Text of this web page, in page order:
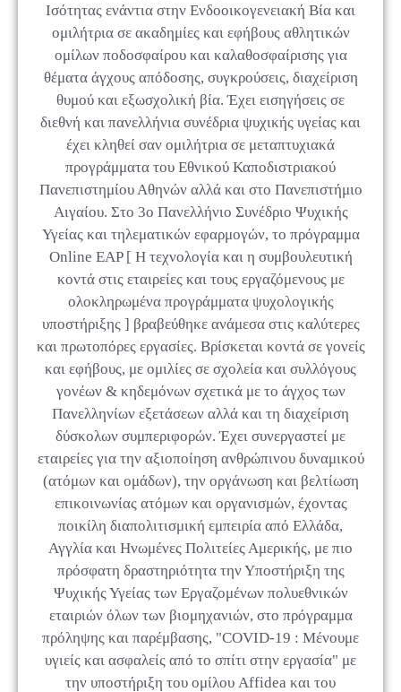
Ισότητας ενάντια στην Ενδοοικογενειακή Βία και
ομιλήτρια σε ακαδημίες και εφήβους αθλητικών
ομίλων ποδοσφαίρου και καλαθοσφαίρισης για
θέματα άγχους απόδοσης, συγκρούσεις, διαχείριση
θυμού και εξωσχολική βία. Έχει εισηγήσεις σε
διεθνή και πανελλήνια συνέδρια ψυχικής υγείας και
έχει κληθεί σαν ομιλήτρια σε μεταπτυχιακά
προγράμματα του Εθνικού Καποδιστριακού
Πανεπιστημίου Αθηνών αλλά και στο Πανεπιστήμιο
Αιγαίου. Στο 3ο Πανελλήνιο Συνέδριο Ψυχικής
Υγείας και τηλεματικών εφαρμογών, το πρόγραμμα
Online EAP [ Η τεχνολογία και η συμβουλευτική
κοντά στις εταιρείες και τους εργαζόμενους με
ολοκληρωμένα προγράμματα ψυχολογικής
υποστήριξης ] βραβεύθηκε ανάμεσα στις καλύτερες
και πρωτοπόρες εργασίες. Βρίσκεται κοντά σε γονείς
και εφήβους, με ομιλίες σε σχολεία και συλλόγους
γονέων & κηδεμόνων σχετικά με το άγχος των
Πανελληνίων εξετάσεων αλλά και τη διαχείριση
δύσκολων συμπεριφορών. Έχει συνεργαστεί με
εταιρείες για την αξιοποίηση ανθρώπινου δυναμικού
(ατόμων και ομάδων), την οργάνωση και βελτίωση
επικοινωνίας ατόμων και οργανισμών, έχοντας
ποικίλη διαπολιτισμική εμπειρία από Ελλάδα,
Αγγλία και Ηνωμένες Πολιτείες Αμερικής, με πιο
πρόσφατη δραστηριότητα την Υποστήριξη της
Ψυχικής Υγείας των Εργαζομένων πολυεθνικών
εταιριών όλων των βιομηχανιών, στο πρόγραμμα
πρόληψης και παρέμβασης, "COVID-19 : Μένουμε
υγιείς και ασφαλείς από το σπίτι στην εργασία" με
την υποστήριξη του ομίλου Affidea και του